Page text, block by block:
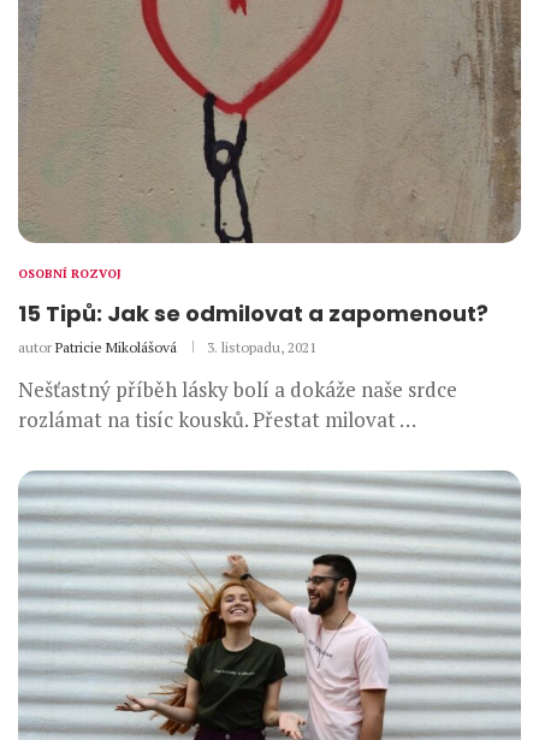
OSOBNÍ ROZVOJ
15 Tipů: Jak se odmilovat a zapomenout?
autor Patricie Mikolášová 3. listopadu, 2021
Nešťastný příběh lásky bolí a dokáže naše srdce
rozlámat na tisíc kousků. Přestat milovat …